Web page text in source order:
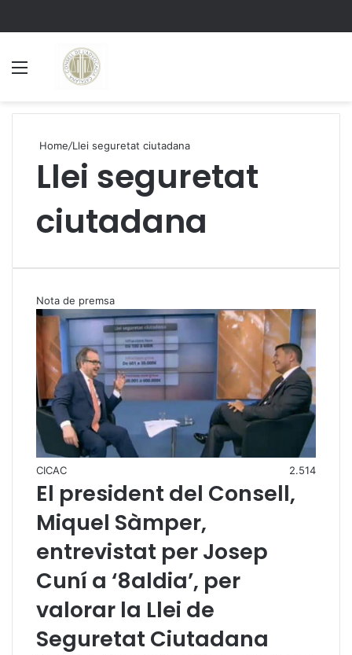
Home/Llei seguretat ciutadana
Llei seguretat
ciutadana
Nota de premsa
CICAC 2.514
El president del Consell,
Miquel Sàmper,
entrevistat per Josep
Cuní a ‘8aldia’, per
valorar la Llei de
Seguretat Ciutadana